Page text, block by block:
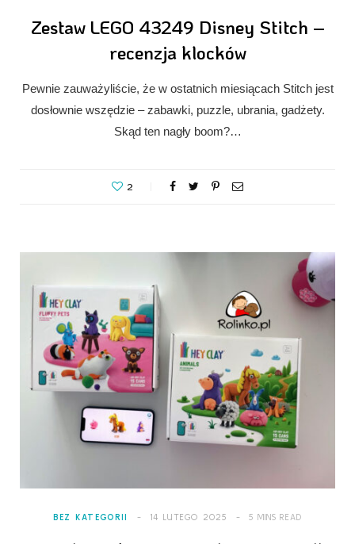
Zestaw LEGO 43249 Disney Stitch –
recenzja klocków
Pewnie zauważyliście, że w ostatnich miesiącach Stitch jest
dosłownie wszędzie – zabawki, puzzle, ubrania, gadżety.
Skąd ten nagły boom?…
2
BEZ KATEGORII 14 LUTEGO 2025 5 MINS READ